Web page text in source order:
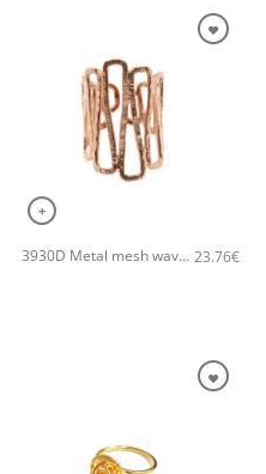
+
3930D Metal mesh wave χειροποίητο δαχτυλιδι Catherine bijoux Ροζ χρυσό 23.76€